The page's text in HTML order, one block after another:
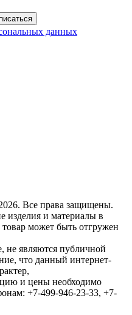
данных
Все права защищены.
изделия и материалы в
может быть отгружен
не являются публичной
что данный интернет-
и цены необходимо
+7-499-946-23-33, +7-